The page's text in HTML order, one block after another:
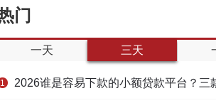
门
一天 三天
1 2026谁是容易下款的小额贷款平台？三款小额贷款产